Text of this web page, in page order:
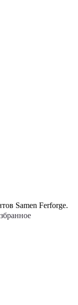
Samen Ferforge.